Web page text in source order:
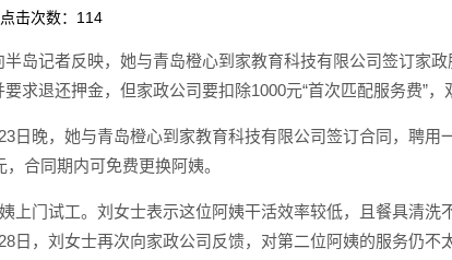
击次数：114
岛记者反映，她与青岛橙心到家教育科技有限公司签订家
求退还押金，但家政公司要扣除1000元“首次匹配服务费”，
日晚，她与青岛橙心到家教育科技有限公司签订合同，聘
合同期内可免费更换阿姨。
上门试工。刘女士表示这位阿姨干活效率较低，且餐具清
日，刘女士再次向家政公司反馈，对第二位阿姨的服务仍不